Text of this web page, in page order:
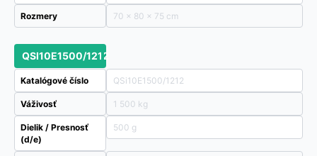
Rozmery 70 × 80 × 75 cm
QSI10E1500/1212
Katalógové číslo QSi10E1500/1212
Váživosť 1 500 kg
Dielik / Presnosť
(d/e)
500 g